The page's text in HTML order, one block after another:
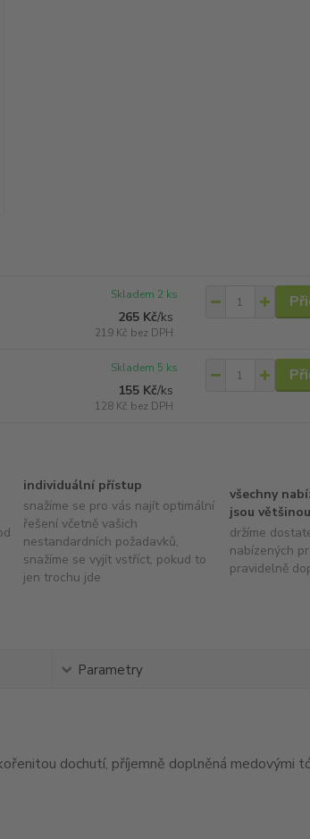
265 Kč/ks
219 Kč bez DPH
Skladem 2 ks
155 Kč/ks
128 Kč bez DPH
Skladem 5 ks
individuální přístup
snažíme se pro vás najít optimální
řešení včetně vašich
nestandardních požadavků,
snažíme se vyjít vstříct, pokud to
jen trochu jde
všechny
jsou
držíme
nabízených
pravidelně
Parametry
dochutí, příjemně doplněná medovými